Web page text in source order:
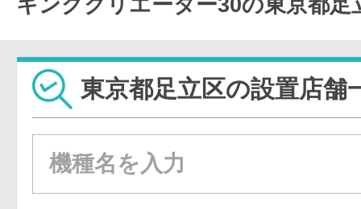
東京都足立区の設置店舗